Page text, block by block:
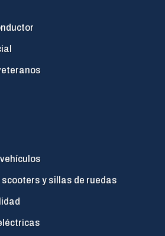
y sillas de ruedas